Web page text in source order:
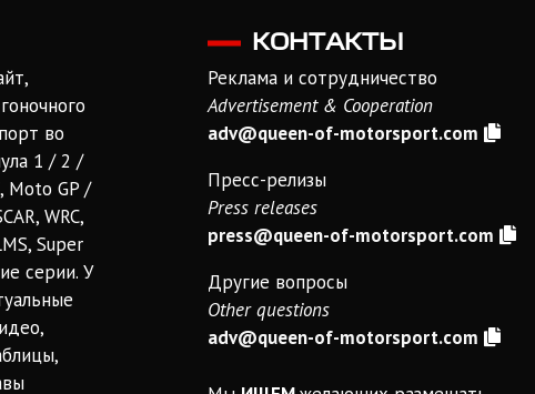
во
1 / 2 /
Moto GP /
WRC,
Super
серии. У
КОНТАКТЫ
Реклама и сотрудничество
Advertisement & Cooperation
adv@queen-of-motorsport.com
Пресс-релизы
Press releases
press@queen-of-motorsport.com
Другие вопросы
Other questions
adv@queen-of-motorsport.com